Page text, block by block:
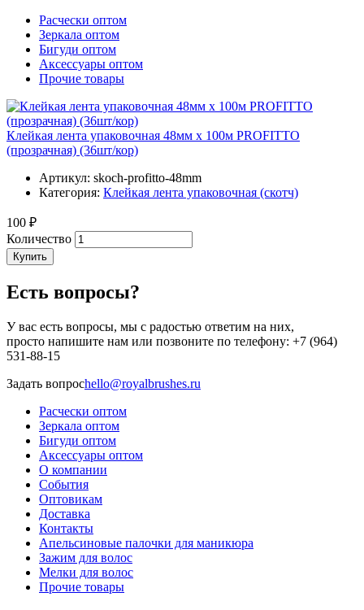
Расчески оптом
Зеркала оптом
Бигуди оптом
Аксессуары оптом
Прочие товары
Клейкая лента упаковочная 48мм х 100м PROFITTO
(прозрачная) (36шт/кор)
Артикул: skoch-profitto-48mm
Категория: Клейкая лента упаковочная (скотч)
100 ₽
Количество
Купить
Есть вопросы?
У вас есть вопросы, мы с радостью ответим на них,
просто напишите нам или позвоните по телефону: +7 (964)
531-88-15
Задать вопросhello@royalbrushes.ru
Меню
подвале
Расчески оптом
Зеркала оптом
Бигуди оптом
Аксессуары оптом
О компании
События
Оптовикам
Доставка
Контакты
Апельсиновые палочки для маникюра
Зажим для волос
Мелки для волос
Прочие товары